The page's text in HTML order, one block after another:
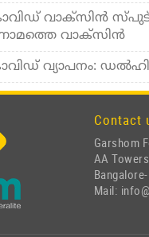
വാക്സിന്‍
വാക്സിന്‍
വ്യാപനം:
Contact
Garshom
AA Towers
Mail: